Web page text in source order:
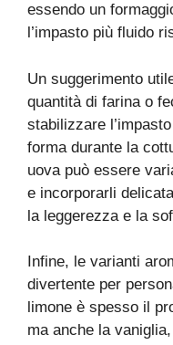
essendo un
l’impasto più fluido
Un suggerimento
quantità di farina o
stabilizzare
forma durante la
uova può essere
e incorporarli
la leggerezza e la
Infine, le varianti
divertente per
limone è spesso il
ma anche la